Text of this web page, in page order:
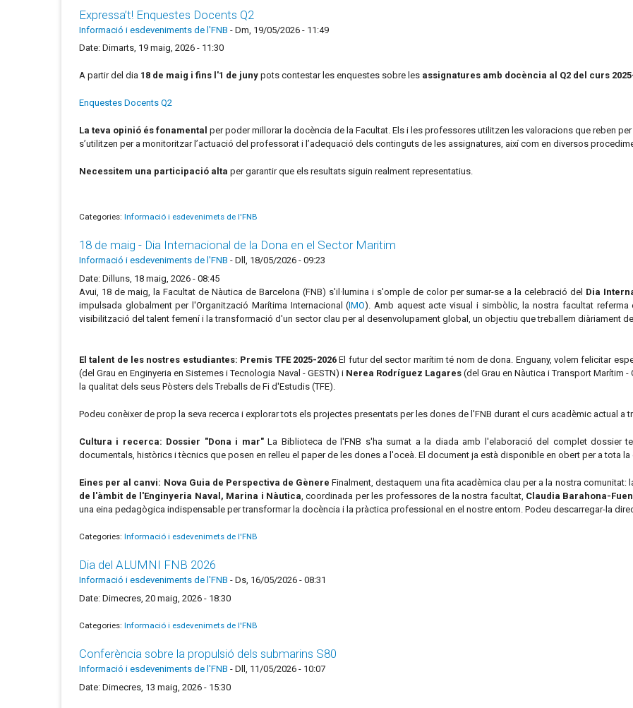
Expressa’t! Enquestes Docents Q2
Informació i esdeveniments de l'FNB - Dm, 19/05/2026 - 11:49
Date: Dimarts, 19 maig, 2026 - 11:30
A partir del dia 18 de maig i fins l'1 de juny pots contestar les enquestes sobre les assignatures amb docència al Q2 del curs
Enquestes Docents Q2
La teva opinió és fonamental per poder millorar la docència de la Facultat. Els i les professores utilitzen les valoracions que reben
s’utilitzen per a monitoritzar l’actuació del professorat i l’adequació dels continguts de les assignatures, així com en diversos
Necessitem una participació alta per garantir que els resultats siguin realment representatius.
Categories: Informació i esdevenimets de l'FNB
18 de maig - Dia Internacional de la Dona en el Sector Maritim
Informació i esdeveniments de l'FNB - Dll, 18/05/2026 - 09:23
Date: Dilluns, 18 maig, 2026 - 08:45
Avui, 18 de maig, la Facultat de Nàutica de Barcelona (FNB) s'il·lumina i s'omple de color per sumar-se a la celebració del Dia
impulsada globalment per l'Organització Marítima Internacional (IMO). Amb aquest acte visual i simbòlic, la nostra facultat
visibilització del talent femení i la transformació d'un sector clau per al desenvolupament global, un objectiu que treballem diàriament
El talent de les nostres estudiantes: Premis TFE 2025-2026El futur del sector marítim té nom de dona. Enguany, volem felicitar
(del Grau en Enginyeria en Sistemes i Tecnologia Naval - GESTN) i Nerea Rodríguez Lagares(del Grau en Nàutica i Transport Marítim
la qualitat dels seus Pòsters dels Treballs de Fi d'Estudis (TFE).
Podeu conèixer de prop la seva recerca i explorar tots els projectes presentats per les dones de l'FNB durant el curs acadèmic actual a
Cultura i recerca: Dossier "Dona i mar"La Biblioteca de l'FNB s'ha sumat a la diada amb l'elaboració del complet dossier
documentals, històrics i tècnics que posen en relleu el paper de les dones a l'oceà. El document ja està disponible en obert per a tota la
Eines per al canvi: Nova Guia de Perspectiva de Gènere Finalment, destaquem una fita acadèmica clau per a la nostra comunitat:
de l'àmbit de l'Enginyeria Naval, Marina i Nàutica , coordinada per les professores de la nostra facultat, Claudia Barahona-
una eina pedagògica indispensable per transformar la docència i la pràctica professional en el nostre entorn. Podeu descarregar-la
Categories: Informació i esdevenimets de l'FNB
Dia del ALUMNI FNB 2026
Informació i esdeveniments de l'FNB - Ds, 16/05/2026 - 08:31
Date: Dimecres, 20 maig, 2026 - 18:30
Categories: Informació i esdevenimets de l'FNB
Conferència sobre la propulsió dels submarins S80
Informació i esdeveniments de l'FNB - Dll, 11/05/2026 - 10:07
Date: Dimecres, 13 maig, 2026 - 15:30